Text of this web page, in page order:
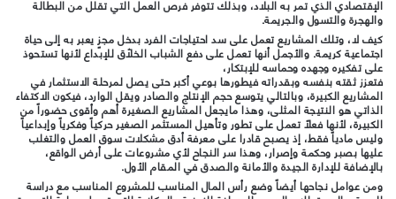
الإقتصادي الذي تمر به البلاد، وبذلك تتوفر فرص العمل التي تقلل من البطالة
والهجرة والتسول والجريمة.
كيف لا، وتلك المشاريع تعمل على سد احتياجات الفرد بدخل مجزٍ يعبر به إلى حياة
اجتماعية كريمة. والأجمل أنها تعمل على دفع الشباب الخلاّق للإبداع لأنها تستحوذ
على تفكيره وجهده وحماسه للإبتكار،
فتعزز ثقته بنفسه وبقدراته فيطورها بوعي أكبر حتى يصل لمرحلة الاستثمار في
المشاريع الكبيرة، وبالتالي يتوسع حجم الإنتاج والصادر ويقل الوارد، فيكون الاكتفاء
الذاتي هو النتيجة المثلى، وهذا مايجعل المشاريع الصغيرة أهم وأقوى حضوراً من
الكبيرة، لأنها فعلاً تعمل على تطور وتأهيل المستثمر الصغير حركياً وفكرياً وإبداعياً
وليس مادياً فقط، إذ يصبح قادرا على معرفة أدق مشكلات سوق العمل والتغلب
عليها بصبر وحكمة وإصرار، وهذا سر النجاح لأي مشروعات على أرض الواقع،
بالإضافة للإدارة الجيدة والأمانة والصدق في المقام الأول.
ومن عوامل نجاحها أيضاً وضع رأس المال المناسب للمشروع المناسب مع دراسة